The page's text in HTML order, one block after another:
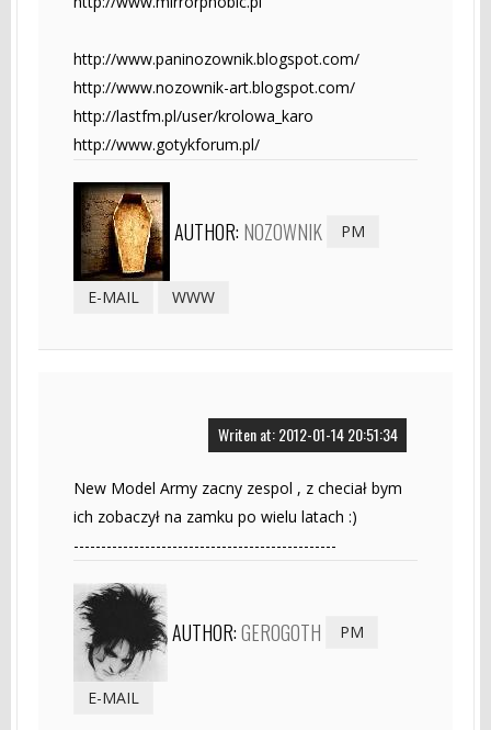
http://www.paninozownik.blogspot.com/
http://www.nozownik-art.blogspot.com/
http://lastfm.pl/user/krolowa_karo
http://www.gotykforum.pl/
AUTHOR: NOZOWNIK PM
E-MAIL WWW
Writen at: 2012-01-14 20:51:34
New Model Army zacny zespol , z checiał bym
ich zobaczył na zamku po wielu latach :)
------------------------------------------------
AUTHOR:GEROGOTH PM
E-MAIL